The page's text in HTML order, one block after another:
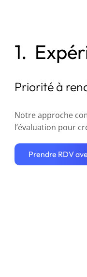
1.
Priorité à
Notre approche
l’évaluation pour
Prendre RDV